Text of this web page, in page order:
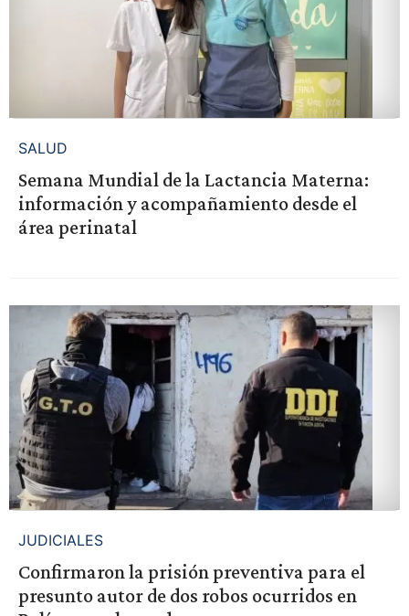
SALUD
Semana Mundial de la Lactancia Materna:
información y acompañamiento desde el
área perinatal
JUDICIALES
Confirmaron la prisión preventiva para el
presunto autor de dos robos ocurridos en